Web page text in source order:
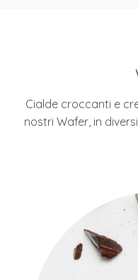
Cialde croccanti e
nostri Wafer, in